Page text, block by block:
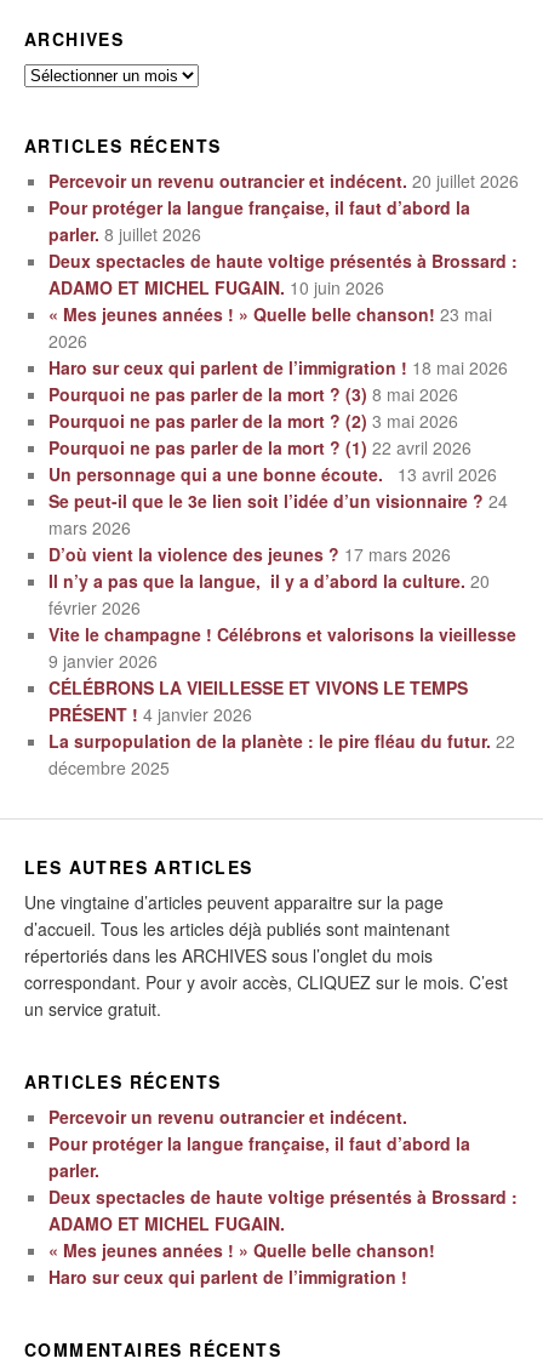
ARCHIVES
Archives
ARTICLES RÉCENTS
Percevoir un revenu outrancier et indécent. 20 juillet 2026
Pour protéger la langue française, il faut d’abord la
parler. 8 juillet 2026
Deux spectacles de haute voltige présentés à Brossard :
ADAMO ET MICHEL FUGAIN. 10 juin 2026
« Mes jeunes années ! » Quelle belle chanson! 23 mai
2026
Haro sur ceux qui parlent de l’immigration ! 18 mai 2026
Pourquoi ne pas parler de la mort ? (3) 8 mai 2026
Pourquoi ne pas parler de la mort ? (2) 3 mai 2026
Pourquoi ne pas parler de la mort ? (1) 22 avril 2026
Un personnage qui a une bonne écoute.
13 avril 2026
Se peut-il que le 3e lien soit l’idée d’un visionnaire ? 24
mars 2026
D’où vient la violence des jeunes ? 17 mars 2026
Il n’y a pas que la langue, il y a d’abord la culture. 20
février 2026
Vite le champagne ! Célébrons et valorisons la vieillesse
9 janvier 2026
CÉLÉBRONS LA VIEILLESSE ET VIVONS LE TEMPS
PRÉSENT ! 4 janvier 2026
La surpopulation de la planète : le pire fléau du futur. 22
décembre 2025
LES AUTRES ARTICLES
Une vingtaine d’articles peuvent apparaitre sur la page
d’accueil. Tous les articles déjà publiés sont maintenant
répertoriés dans les ARCHIVES sous l’onglet du mois
correspondant. Pour y avoir accès, CLIQUEZ sur le mois. C’est
un service gratuit.
ARTICLES RÉCENTS
Percevoir un revenu outrancier et indécent.
Pour protéger la langue française, il faut d’abord la
parler.
Deux spectacles de haute voltige présentés à Brossard :
ADAMO ET MICHEL FUGAIN.
« Mes jeunes années ! » Quelle belle chanson!
Haro sur ceux qui parlent de l’immigration !
COMMENTAIRES RÉCENTS